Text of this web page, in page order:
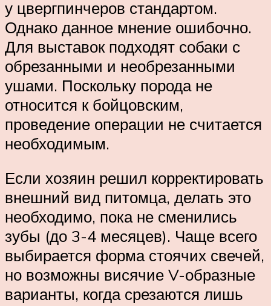
у цвергпинчеров стандартом.
Однако данное мнение ошибочно.
Для выставок подходят собаки с
обрезанными и необрезанными
ушами. Поскольку порода не
относится к бойцовским,
проведение операции не считается
необходимым.
Если хозяин решил корректировать
внешний вид питомца, делать это
необходимо, пока не сменились
зубы (до 3-4 месяцев). Чаще всего
выбирается форма стоячих свечей,
но возможны висячие V-образные
варианты, когда срезаются лишь